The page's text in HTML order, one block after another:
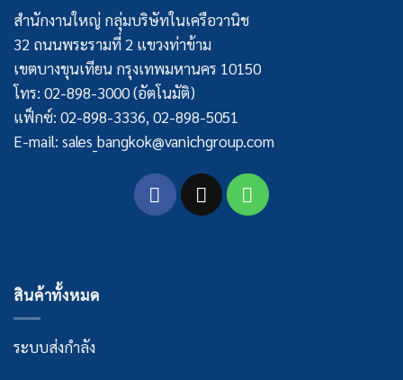
สำนักงานใหญ่ กลุ่มบริษัทในเครือวานิช
32 ถนนพระรามที่ 2 แขวงท่าข้าม
เขตบางขุนเทียน กรุงเทพมหานคร 10150
โทร: 02-898-3000 (อัตโนมัติ)
แฟ็กซ์: 02-898-3336, 02-898-5051
E-mail: sales_bangkok@vanichgroup.com
สินค้าทั้งหมด
ระบบส่งกำลัง